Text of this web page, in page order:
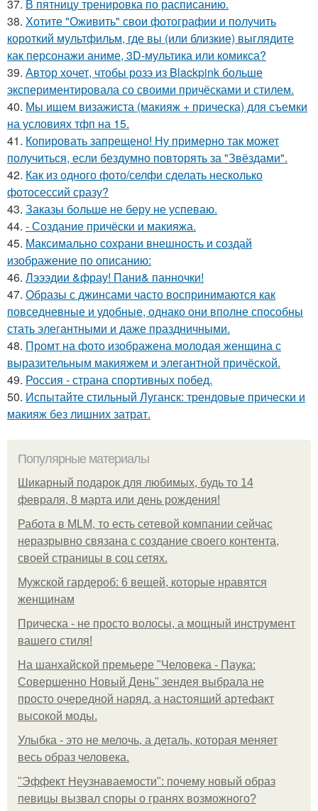
37. В пятницу тренировка по расписанию.
38. Хотите "Оживить" свои фотографии и получить
короткий мультфильм, где вы (или близкие) выглядите
как персонажи аниме, 3D-мультика или комикса?
39. Автор хочет, чтобы розэ из Blackpink больше
экспериментировала со своими причёсками и стилем.
40. Мы ищем визажиста (макияж + прическа) для съемки
на условиях тфп на 15.
41. Копировать запрещено! Ну примерно так может
получиться, если бездумно повторять за "Звёздами".
42. Как из одного фото/селфи сделать несколько
фотосессий сразу?
43. Заказы больше не беру не успеваю.
44. - Создание причёски и макияжа.
45. Максимально сохрани внешность и создай
изображение по описанию:
46. Лэээдии &фрау! Пани& панночки!
47. Образы с джинсами часто воспринимаются как
повседневные и удобные, однако они вполне способны
стать элегантными и даже праздничными.
48. Промт на фото изображена молодая женщина с
выразительным макияжем и элегантной причёской.
49. Россия - страна спортивных побед.
50. Испытайте стильный Луганск: трендовые прически и
макияж без лишних затрат.
Популярные материалы
Шикарный подарок для любимых, будь то 14
февраля, 8 марта или день рождения!
Работа в MLM, то есть сетевой компании сейчас
неразрывно связана с создание своего контента,
своей страницы в соц сетях.
Мужской гардероб: 6 вещей, которые нравятся
женщинам
Прическа - не просто волосы, а мощный инструмент
вашего стиля!
На шанхайской премьере "Человека - Паука:
Совершенно Новый День" зендея выбрала не
просто очередной наряд, а настоящий артефакт
высокой моды.
Улыбка - это не мелочь, а деталь, которая меняет
весь образ человека.
"Эффект Неузнаваемости": почему новый образ
певицы вызвал споры о гранях возможного?